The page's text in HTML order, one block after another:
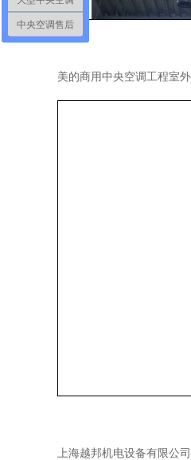
美的商用中央空调工程室外
上海越邦机电设备有限公
中央空调售后